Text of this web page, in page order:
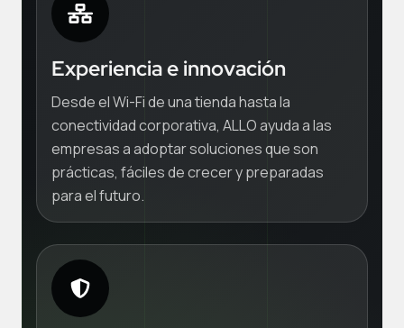
Experiencia e innovación
Desde el Wi-Fi de una tienda hasta la
conectividad corporativa, ALLO ayuda a las
empresas a adoptar soluciones que son
prácticas, fáciles de crecer y preparadas
para el futuro.